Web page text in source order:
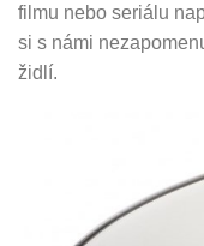
filmu nebo seriálu
si s námi
židlí.